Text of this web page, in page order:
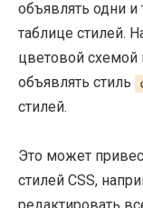
объявлять одни и
таблице стилей.
цветовой
объявлять стиль
стилей.
Это может
стилей CSS,